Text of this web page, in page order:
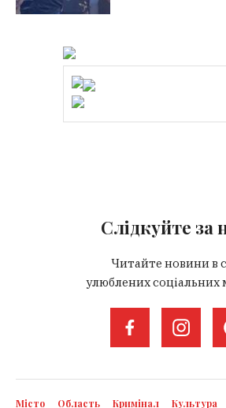
Слідкуйте за
Читайте новини в
улюблених соціальних
Місто Область Кримінал Культура